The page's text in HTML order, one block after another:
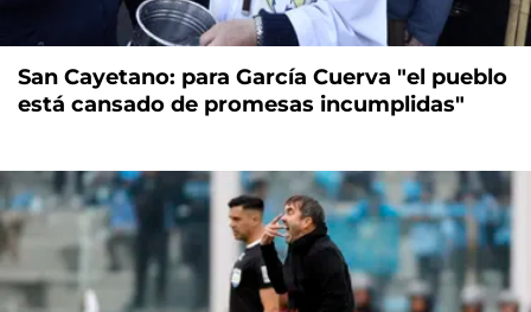
San Cayetano: para García Cuerva "el pueblo
está cansado de promesas incumplidas"